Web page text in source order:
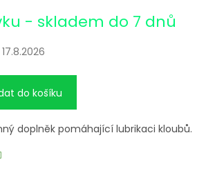
- skladem do 7 dnů
17.8.2026
do košíku
doplněk pomáhající lubrikaci kloubů.